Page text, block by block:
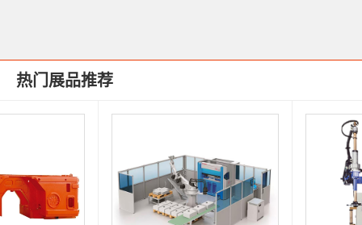
热门展品推荐